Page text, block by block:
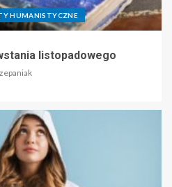
HUMANISTYCZNE
listopadowego